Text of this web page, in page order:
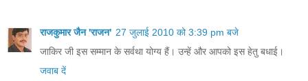
राजकुमार जैन 'राजन' 27 जुलाई 2010 को 3:39 pm बजे
जाकिर जी इस सम्मान के सर्वथा योग्य हैं। उन्हें और आपको इस हेतु बधाई।
जवाब दें